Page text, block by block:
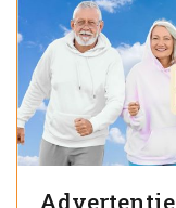
Advertentie